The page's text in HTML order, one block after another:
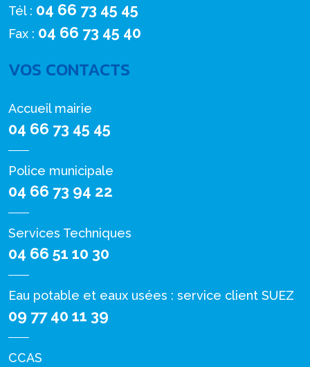
Tél : 04 66 73 45 45
Fax : 04 66 73 45 40
VOS CONTACTS
Accueil mairie
04 66 73 45 45
Police municipale
04 66 73 94 22
Services Techniques
04 66 51 10 30
Eau potable et eaux usées : service client SUEZ
09 77 40 11 39
CCAS